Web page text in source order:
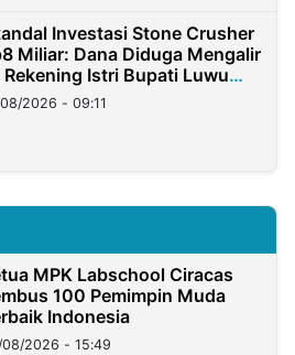
Investasi Stone Crusher
Miliar: Dana Diduga Mengalir
Rekening Istri Bupati Luwu
2026 - 09:11
MPK Labschool Ciracas
100 Pemimpin Muda
Indonesia
2026 - 15:49